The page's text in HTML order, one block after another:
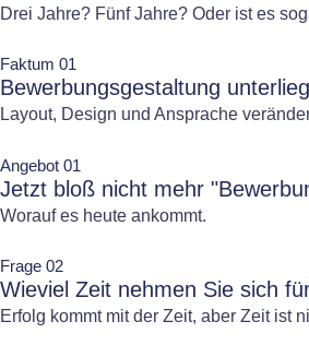
Drei Jahre? Fünf Jahre? Oder ist es
Faktum 01
Bewerbungsgestaltung
Layout, Design und Ansprache
Angebot 01
Jetzt bloß nicht mehr
Worauf es heute ankommt.
Frage 02
Wieviel Zeit nehmen Sie sich
Erfolg kommt mit der Zeit, aber Zeit ist